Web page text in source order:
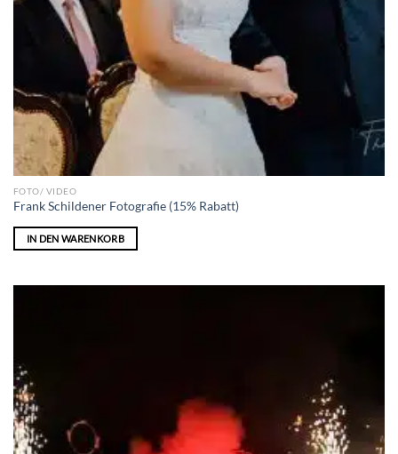
FOTO/ VIDEO
Frank Schildener Fotografie (15% Rabatt)
IN DEN WARENKORB